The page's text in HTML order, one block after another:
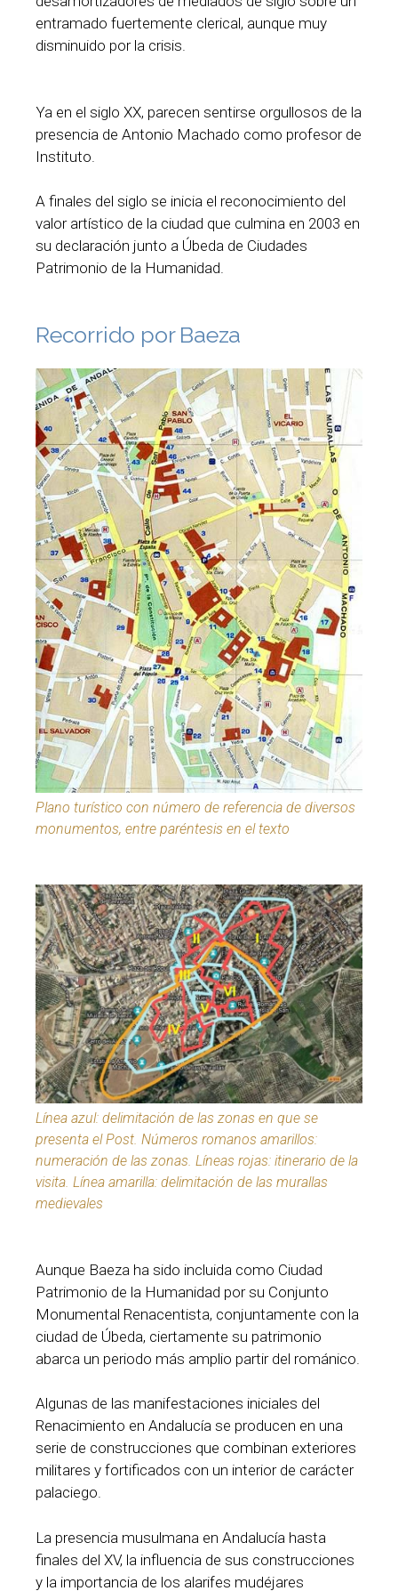
entramado fuertemente clerical, aunque muy
disminuido por la crisis.
Ya en el siglo XX, parecen sentirse orgullosos de la
presencia de Antonio Machado como profesor de
Instituto.
A finales del siglo se inicia el reconocimiento del
valor artístico de la ciudad que culmina en 2003 en
su declaración junto a Úbeda de Ciudades
Patrimonio de la Humanidad.
Recorrido por Baeza
Plano turístico con número de referencia de diversos
monumentos, entre paréntesis en el texto
Línea azul: delimitación de las zonas en que se
presenta el Post. Números romanos amarillos:
numeración de las zonas. Líneas rojas: itinerario de la
visita. Línea amarilla: delimitación de las murallas
medievales
Aunque Baeza ha sido incluida como Ciudad
Patrimonio de la Humanidad por su Conjunto
Monumental Renacentista, conjuntamente con la
ciudad de Úbeda, ciertamente su patrimonio
abarca un periodo más amplio partir del románico.
Algunas de las manifestaciones iniciales del
Renacimiento en Andalucía se producen en una
serie de construcciones que combinan exteriores
militares y fortificados con un interior de carácter
palaciego.
La presencia musulmana en Andalucía hasta
finales del XV, la influencia de sus construcciones
y la importancia de los alarifes mudéjares